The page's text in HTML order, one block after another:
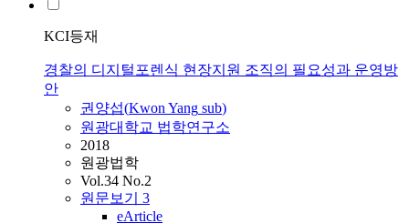
KCI등재
경찰의 디지털포렌식 현장지원 조직의 필요성과 운영방
안
권양섭(KwonYang sub)
원광대학교 법학연구소
2018
원광법학
Vol.34 No.2
원문보기 3
eArticle